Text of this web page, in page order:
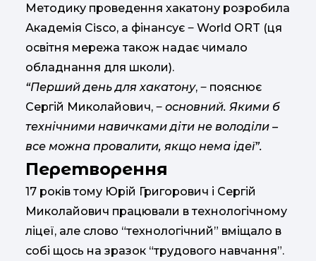
Методику проведення хакатону розробила
Академія Cisco, а фінансує ‒ World ORT (ця
освітня мережа також надає чимало
обладнання для школи).
“Перший день для хакатону, ‒ пояснює
Сергій Миколайович, ‒ основний. Якими б
технічними навичками діти не володіли –
все можна провалити, якщо нема ідеї”.
Перетворення
17 років тому Юрій Григорович і Сергій
Миколайович працювали в технологічному
ліцеї, але слово “технологічний” вміщало в
собі щось на зразок “трудового навчання”.